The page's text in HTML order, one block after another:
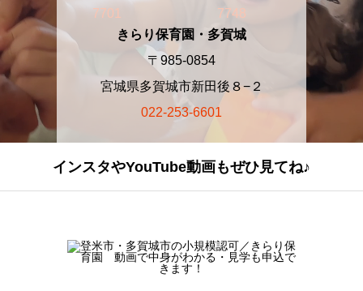
7701
7748
きらり保育園・多賀城
〒985-0854
宮城県多賀城市新田後８−２
022-253-6601
インスタやYouTube動画もぜひ見てね♪